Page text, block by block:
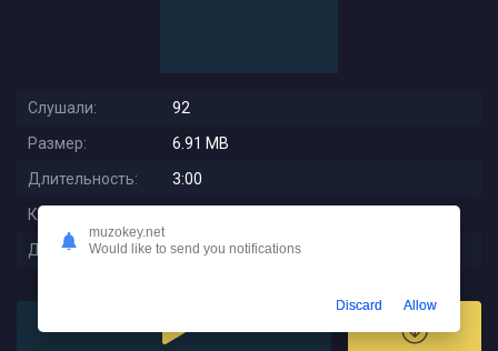
Слушали:
92
Размер:
6.91 MB
Длительность:
3:00
Качество:
Дата релиза:
2025-11-09 17:57:01
muzokey.net
Would like to send you notifications
Discard Allow